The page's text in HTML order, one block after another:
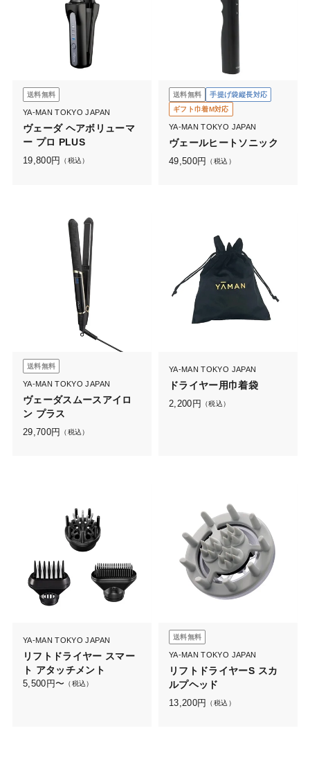
送料無料
YA-MAN TOKYO JAPAN
ヴェーダ ヘアボリューマ
ー プロ PLUS
19,800円 （税込）
送料無料
手提げ袋縦長対応
ギフト巾着M対応
YA-MAN TOKYO JAPAN
ヴェールヒートソニック
49,500円 （税込）
送料無料
YA-MAN TOKYO JAPAN
ヴェーダスムースアイロ
ン プラス
29,700円 （税込）
YA-MAN TOKYO JAPAN
ドライヤー用巾着袋
2,200 円 （税込）
YA-MAN TOKYO JAPAN
リフトドライヤー スマー
ト アタッチメント
5,500 円〜 （税込）
送料無料
YA-MAN TOKYO JAPAN
リフトドライヤーS スカ
ルプヘッド
13,200円 （税込）